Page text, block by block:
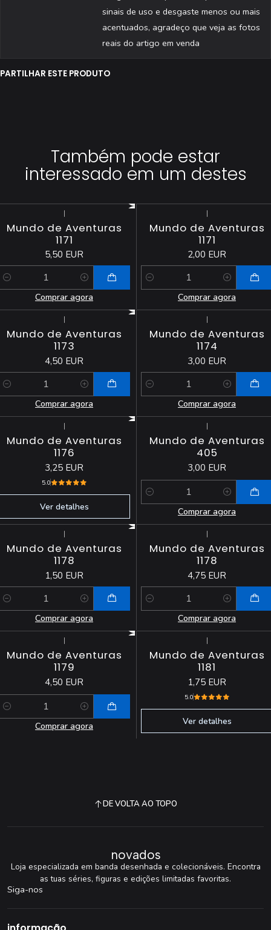
sinais de uso e desgaste menos ou mais
acentuados, agradeço que veja as fotos
reais do artigo em venda
PARTILHAR ESTE PRODUTO
Também pode estar
interessado em um destes
|
Mundo de Aventuras
1171
5,50 EUR
Comprar agora
|
Mundo de Aventuras
1171
2,00 EUR
Quantidade
Comprar agora
|
Mundo de Aventuras
1173
4,50 EUR
Comprar agora
|
Mundo de Aventuras
1174
3,00 EUR
Quantidade
Comprar agora
|
Mundo de Aventuras
1176
3,25 EUR
5.0
Ver detalhes
|
Mundo de Aventuras
405
3,00 EUR
Quantidade
Comprar agora
|
Mundo de Aventuras
1178
1,50 EUR
Comprar agora
|
Mundo de Aventuras
1178
4,75 EUR
Quantidade
Comprar agora
|
Mundo de Aventuras
1179
4,50 EUR
Comprar agora
|
Mundo de Aventuras
1181
1,75 EUR
5.0
Ver detalhes
DE VOLTA AO TOPO
novados
Loja especializada em banda desenhada e colecionáveis. Encontra
as tuas séries, figuras e edições limitadas favoritas.
Siga-nos